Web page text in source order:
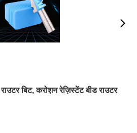
बिट, करोश़न रेज़िस्टेंट बीड राउटर